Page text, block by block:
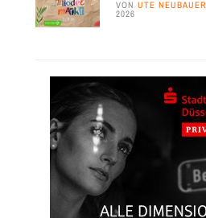
VON UTE NEUBAUER
2026